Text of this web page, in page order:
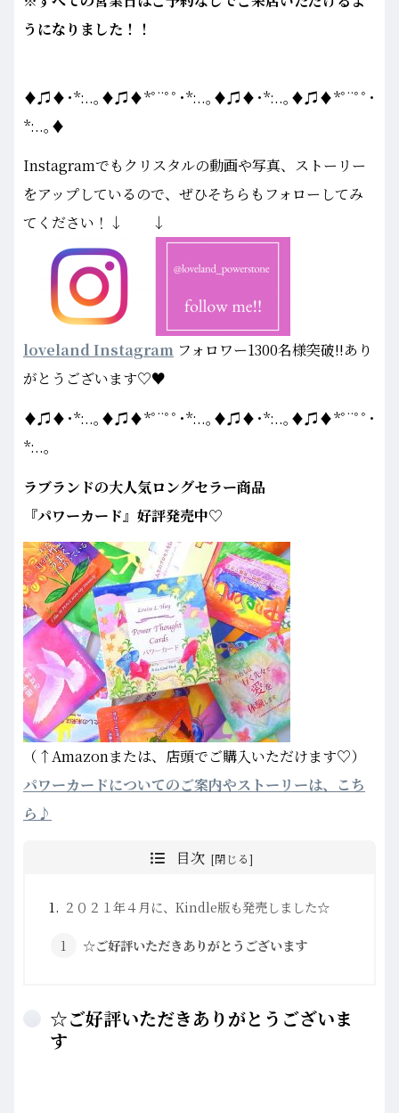
うになりました！！
♦♫♦･*:..｡♦♫♦*ﾟ¨ﾟﾟ･*:..｡♦♫♦･*:..｡♦♫♦*ﾟ¨ﾟﾟ･
*:..｡♦
Instagramでもクリスタルの動画や写真、ストーリー
をアップしているので、ぜひそちらもフォローしてみ
てください！↓ ↓
loveland Instagram フォロワー1300名様突破!!あり
がとうございます♡♥
♦♫♦･*:..｡♦♫♦*ﾟ¨ﾟﾟ･*:..｡♦♫♦･*:..｡♦♫♦*ﾟ¨ﾟﾟ･
*:..｡
ラブランドの大人気ロングセラー商品
『パワーカード』好評発売中♡
（↑Amazonまたは、店頭でご購入いただけます♡）
パワーカードについてのご案内やストーリーは、こち
ら♪
目次
２０２１年４月に、Kindle版も発売しました☆
☆ご好評いただきありがとうございます
☆ご好評いただきありがとうございま
す